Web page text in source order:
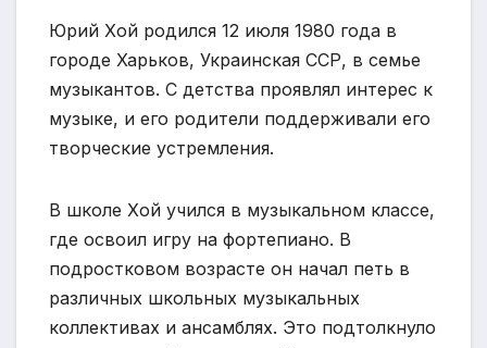
Юрий Хой родился 12 июля 1980 года в
городе Харьков, Украинская ССР, в семье
музыкантов. С детства проявлял интерес к
музыке, и его родители поддерживали его
творческие устремления.
В школе Хой учился в музыкальном классе,
где освоил игру на фортепиано. В
подростковом возрасте он начал петь в
различных школьных музыкальных
коллективах и ансамблях. Это подтолкнуло